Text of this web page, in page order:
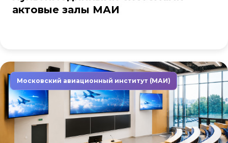
актовые залы МАИ
Московский авиационный институт (МАИ)